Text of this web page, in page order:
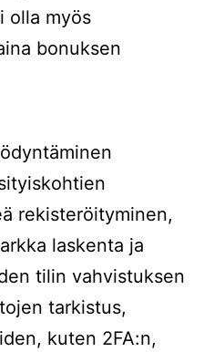
olla myös
bonuksen
rekisteröityminen,
laskenta ja
tilin vahvistuksen
tarkistus,
kuten 2FA:n,